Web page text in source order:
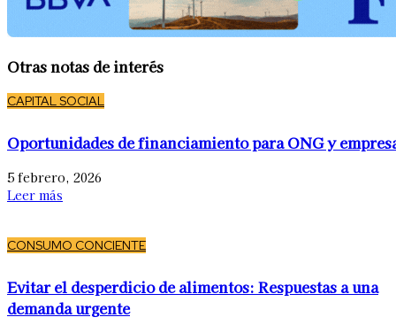
Otras notas de interés
CAPITAL SOCIAL
Oportunidades de financiamiento para ONG y
5 febrero, 2026
Leer más
CONSUMO CONCIENTE
Evitar el desperdicio de alimentos: Respuestas a una
demanda urgente